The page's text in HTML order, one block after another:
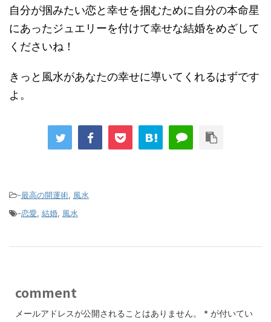
自分が掴みたい恋と幸せを掴むために自分の本命星
にあったジュエリーを付けて幸せな結婚をめざして
くださいね！
きっと風水があなたの幸せに導いてくれるはずです
よ。
-最高の開運術, 風水
-恋愛, 結婚, 風水
comment
メールアドレスが公開されることはありません。 * が付いてい